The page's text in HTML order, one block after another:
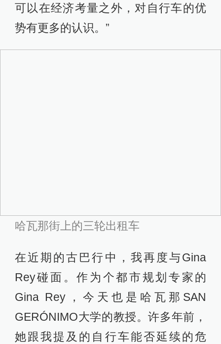
可以在经济考量之外，对自行车的优
势有更多的认识。”
哈瓦那街上的三轮出租车
在近期的古巴行中，我再度与Gina
Rey碰面。作为个都市规划专家的
Gina Rey，今天也是哈瓦那SAN
GERÓNIMO大学的教授。许多年前，
她跟我提及的自行车能否延续的危